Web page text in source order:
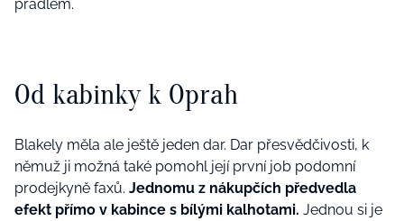
prádlem.
Od kabinky k Oprah
Blakely měla ale ještě jeden dar. Dar přesvědčivosti, k
němuž ji možná také pomohl její první job podomní
prodejkyně faxů. Jednomu z nákupčích předvedla
efekt přímo v kabince s bílými kalhotami. Jednou si je